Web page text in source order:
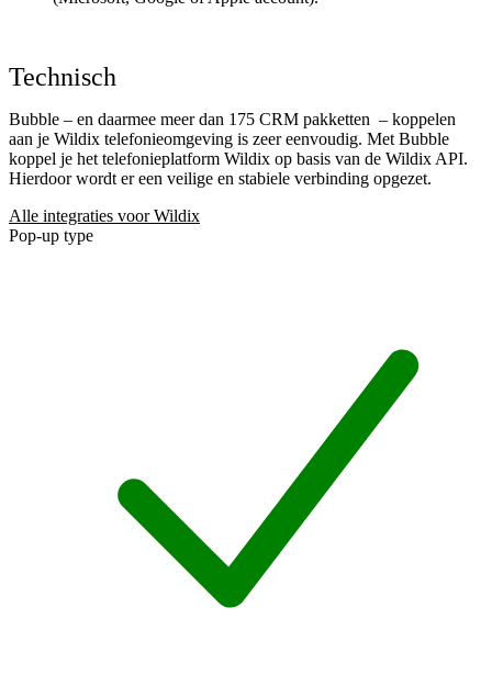
Technisch
Bubble – en daarmee meer dan 175 CRM pakketten – koppelen
aan je Wildix telefonieomgeving is zeer eenvoudig. Met Bubble
koppel je het telefonieplatform Wildix op basis van de Wildix API.
Hierdoor wordt er een veilige en stabiele verbinding opgezet.
Alle integraties voor Wildix
Pop-up type